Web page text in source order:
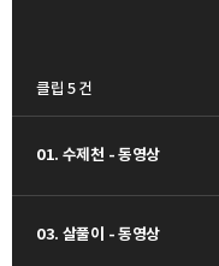
클립 5 건
01. 수제천 - 동영상
03. 살풀이 - 동영상